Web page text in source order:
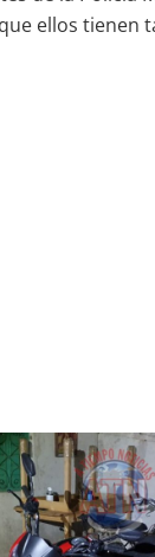
ellos